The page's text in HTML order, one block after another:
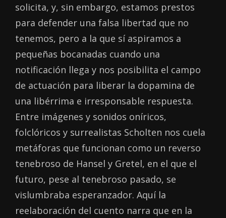
solicita, y, sin embargo, estamos prestos
para defender una falsa libertad que no
tenemos, pero a la que sí aspiramos a
pequeñas bocanadas cuando una
notificación llega y nos posibilita el campo
de actuación para liberar la dopamina de
una libérrima e irresponsable respuesta.
Entre imágenes y sonidos oníricos,
folclóricos y surrealistas Scholten nos cuela
metáforas que funcionan como un reverso
tenebroso de Hansel y Gretel, en el que el
futuro, pese al tenebroso pasado, se
vislumbraba esperanzador. Aquí la
reelaboración del cuento narra que en la